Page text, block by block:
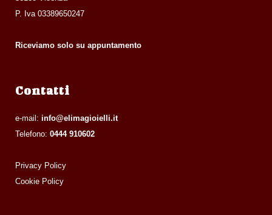
P. Iva 03389650247
Riceviamo solo su appuntamento
Contatti
e-mail: info@elimagioielli.it
Telefono: 0444 910602
Privacy Policy
Cookie Policy